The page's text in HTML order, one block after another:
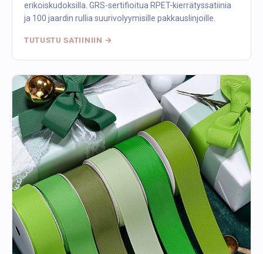
erikoiskudoksilla. GRS-sertifioitua RPET-kierrätyssatiinia
ja 100 jaardin rullia suurivolyymisille pakkauslinjoille.
TUTUSTU SATIINIIN